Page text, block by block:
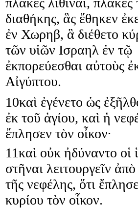
διαθήκης, ἃς ἔθηκεν
ἐν Χωρηβ, ἃ διέθετο
τῶν υἱῶν Ισραηλ ἐν τῷ
ἐκπορεύεσθαι αὐτοὺς
Αἰγύπτου.
10καὶ ἐγένετο ὡς
ἐκ τοῦ ἁγίου, καὶ ἡ
ἔπλησεν τὸν οἶκον·
11καὶ οὐκ ἠδύναντο οἱ
στῆναι λειτουργεῖν ἀπὸ
τῆς νεφέλης, ὅτι
κυρίου τὸν οἶκον.